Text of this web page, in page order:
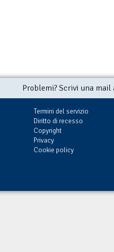
Problemi? Scrivi una
Termini del servizio
Diritto di recesso
Copyright
Privacy
Cookie policy